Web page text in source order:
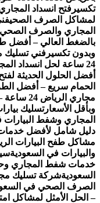
تكسير
لمشاكل الصرف الصحي
المجاري والصرف الصحي على
بالضغط العالي – أفضل
وبدون تكسير فني تسليك
24 ساعة لحل انسداد المجاري فورًا
أفضل الحلول الحديثة
الحمام سريع – أفضل
مجاري
وبأقل الأسعارتسليك
المجاري وشفط
دليل شامل لأفضل
مشاكل طفح البيارات
والبيارات في السعودية
خدمات شفط المجاري
السعوديةشركة تسليك
الصرف الصحي في
– الحل الأمثل لمشاكل